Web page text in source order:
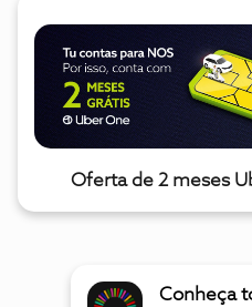
Oferta de 2 meses
Conheça